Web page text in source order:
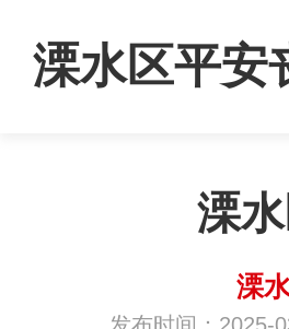
溧水区平安
溧
溧